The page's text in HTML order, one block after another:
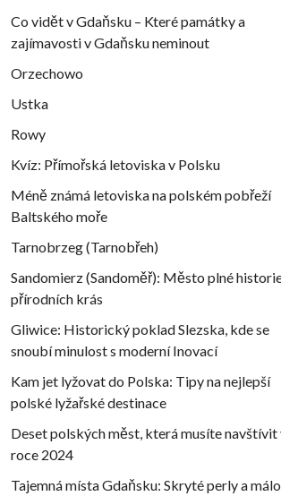
Co vidět v Gdaňsku – Které památky a
zajímavosti v Gdaňsku neminout
Orzechowo
Ustka
Rowy
Kvíz: Přímořská letoviska v Polsku
Méně známá letoviska na polském pobřeží
Baltského moře
Tarnobrzeg (Tarnobřeh)
Sandomierz (Sandoměř): Město plné
přírodních krás
Gliwice: Historický poklad Slezska, kde se
snoubí minulost s moderní Inovací
Kam jet lyžovat do Polska: Tipy na nejlepší
polské lyžařské destinace
Deset polských měst, která musíte navštívit
roce 2024
Tajemná místa Gdaňsku: Skryté perly a málo